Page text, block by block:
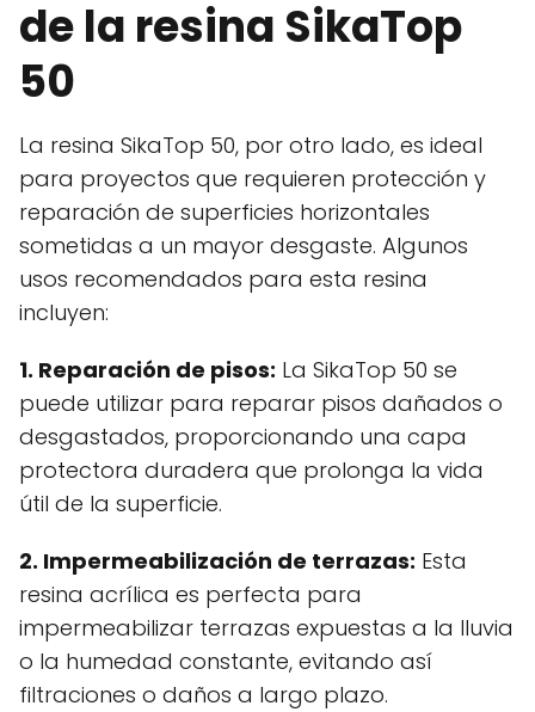
de la resina SikaTop
50
La resina SikaTop 50, por otro lado, es ideal
para proyectos que requieren protección y
reparación de superficies horizontales
sometidas a un mayor desgaste. Algunos
usos recomendados para esta resina
incluyen:
1. Reparación de pisos: La SikaTop 50 se
puede utilizar para reparar pisos dañados o
desgastados, proporcionando una capa
protectora duradera que prolonga la vida
útil de la superficie.
2. Impermeabilización de terrazas: Esta
resina acrílica es perfecta para
impermeabilizar terrazas expuestas a la lluvia
o la humedad constante, evitando así
filtraciones o daños a largo plazo.